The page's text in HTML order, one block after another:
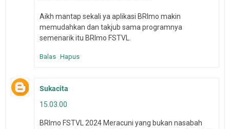
Aikh mantap sekali ya aplikasi BRImo makin
memudahkan dan takjub sama programnya
semenarik itu BRImo FSTVL.
Balas Hapus
Sukacita
15.03.00
BRImo FSTVL 2024 Meracuni yang bukan nasabah